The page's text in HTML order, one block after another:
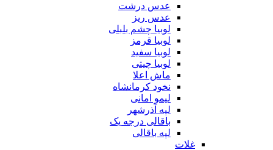
عدس درشت
عدس ریز
لوبیا چشم بلبلی
لوبیا قرمز
لوبیا سفید
لوبیا چیتی
ماش اعلا
نخود کرمانشاه
لیمو امانی
لپه آذرشهر
باقالی درجه یک
لپه باقالی
غلات